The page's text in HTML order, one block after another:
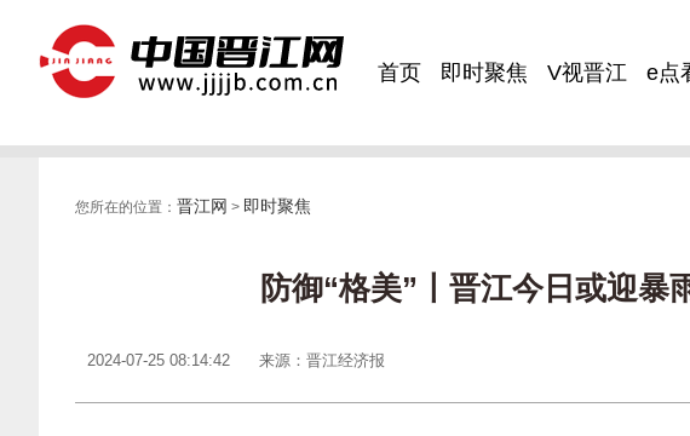
首页 即时聚焦 V视晋江 e点
您所在的位置： 晋江网 > 即时聚焦
防御“格美”〡晋江今日或迎暴
2024-07-25 08:14:42 来源：晋江经济报